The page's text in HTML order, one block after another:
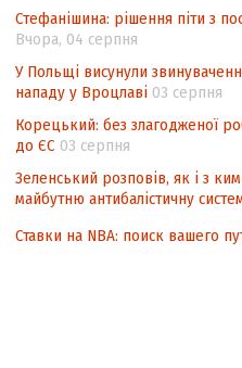
Стефанішина: рішення піти з
Вчора, 04 серпня
У Польщі висунули
нападу у Вроцлаві 03 серпня
Корецький: без злагодженої
до ЄС 03 серпня
Зеленський розповів, як і з
майбутню антибалістичну
Ставки на NBA: поиск вашего